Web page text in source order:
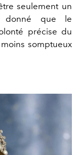
seulement un
donné que le
précise du
moins somptueux